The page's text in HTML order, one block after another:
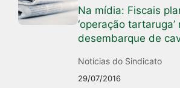
Na mídia: Fiscais
‘operação tartaruga’
desembarque de
Notícias do Sindicato
29/07/2016